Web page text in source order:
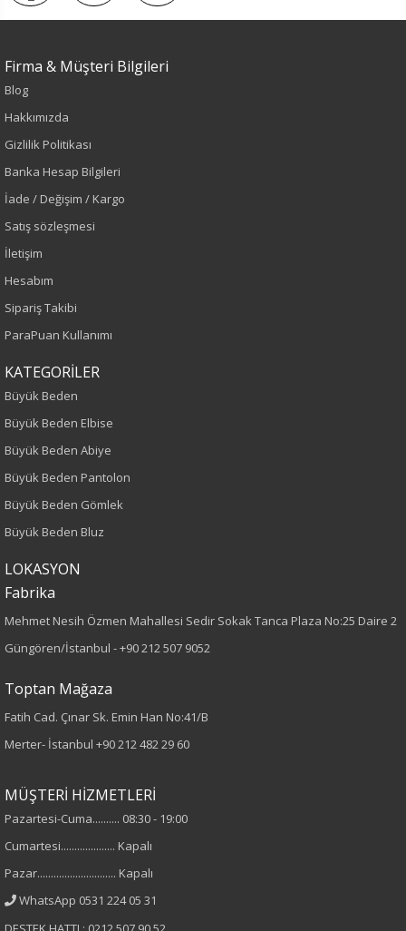
Renk
Camel
Sezon
Sonbahar-Kış
Yaş Grubu
Bel
Normal Bel
Kalıp
Büyük Beden
90
Paça Tipi
Bilek Paça
Kumaş Tipi
Desen
Düz
Firma & Müşteri Bilgileri
Blog
Hakkımızda
Gizlilik Politikası
Banka Hesap Bilgileri
İade / Değişim / Kargo
Satış sözleşmesi
İletişim
Hesabım
Sipariş Takibi
ParaPuan Kullanımı
KATEGORİLER
Büyük Beden
Büyük Beden Elbise
Büyük Beden Abiye
Büyük Beden Pantolon
Büyük Beden Gömlek
Büyük Beden Bluz
LOKASYON
Fabrika
Mehmet Nesih Özmen Mahallesi Sedir Sokak Tanca Plaza No:25 Daire 2
Güngören/İstanbul -+90 212 507 9052
Toptan Mağaza
Fatih Cad. Çınar Sk. Emin Han No:41/B
Merter- İstanbul +90 212 482 29 60
MÜŞTERİ HİZMETLERİ
Pazartesi-Cuma.......... 08:30 - 19:00
Cumartesi.................... Kapalı
Pazar............................. Kapalı
WhatsApp 0531 224 05 31